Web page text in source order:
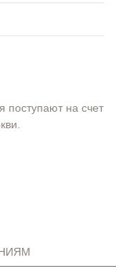
поступают на счет